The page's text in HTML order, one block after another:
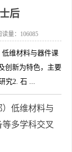
后
读量： 106085
维材料与器件课
创新为特色，主要
究2. 石 ...
低维材料与
多学科交叉